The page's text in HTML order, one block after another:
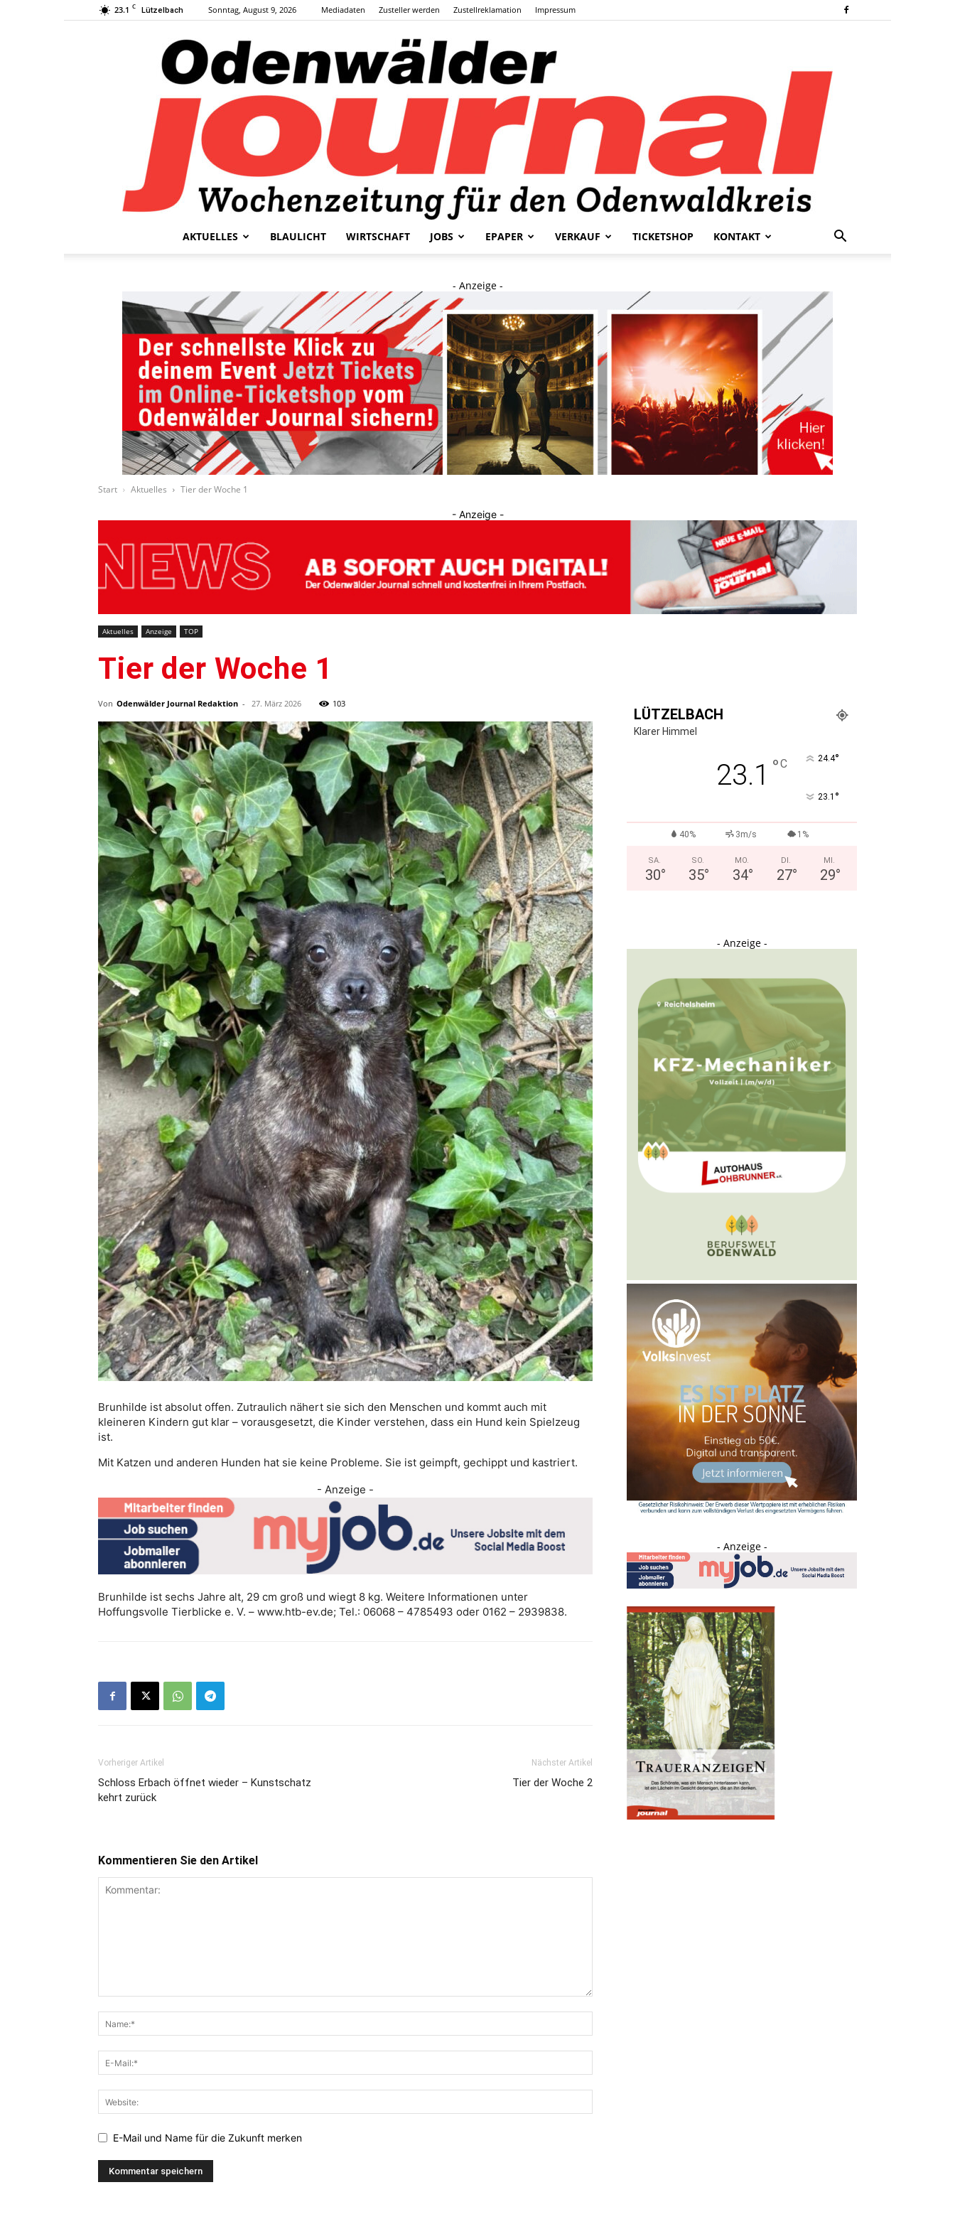
23.1 C Lützelbach Sonntag, August 9, 2026 Mediadaten Zusteller werden Zustellreklamation Impressum
Journal
AKTUELLES BLAULICHT WIRTSCHAFT JOBS EPAPER VERKAUF TICKETSHOP KONTAKT
- Anzeige -
Start Aktuelles Tier der Woche 1
- Anzeige -
Aktuelles Anzeige TOP
Tier der Woche 1
Von Odenwälder Journal Redaktion - 27. März 2026 103
Brunhilde ist absolut offen. Zutraulich nähert sie sich den Menschen und kommt auch mit
kleineren Kindern gut klar – vorausgesetzt, die Kinder verstehen, dass ein Hund kein Spielzeug
ist.
Mit Katzen und anderen Hunden hat sie keine Probleme. Sie ist geimpft, gechippt und kastriert.
- Anzeige -
Brunhilde ist sechs Jahre alt, 29 cm groß und wiegt 8 kg. Weitere Informationen unter
Hoffungsvolle Tierblicke e. V. – www.htb-ev.de; Tel.: 06068 – 4785493 oder 0162 – 2939838.
Vorheriger Artikel
Schloss Erbach öffnet wieder – Kunstschatz
kehrt zurück
Nächster Artikel
Tier der Woche 2
Kommentieren Sie den Artikel
E-Mail und Name für die Zukunft merken
LÜTZELBACH
Klarer Himmel
23.1 °C 24.4°
23.1 °
40% 3m/s 1%
SA.
30°
SO.
35°
MO.
34°
DI.
27°
MI.
29°
- Anzeige -
- Anzeige -